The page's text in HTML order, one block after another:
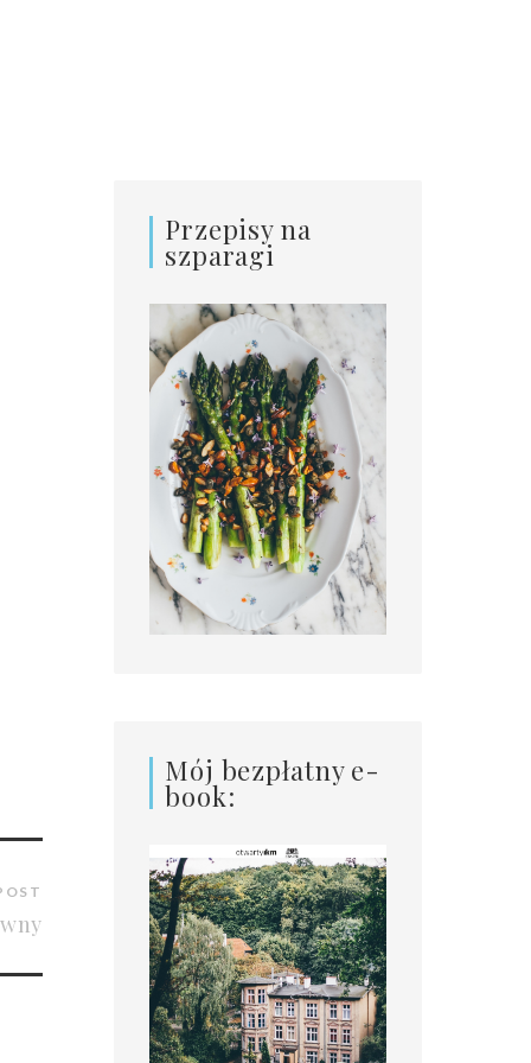
Przepisy na
szparagi
Mój bezpłatny e-
book: